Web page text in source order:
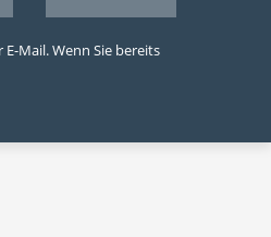
Mail. Wenn Sie bereits